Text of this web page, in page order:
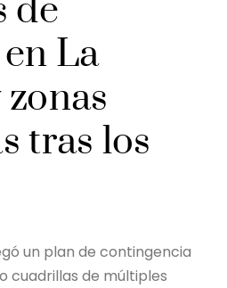
de
La
tras los
un plan de contingencia
cuadrillas de múltiples